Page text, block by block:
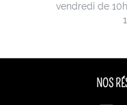
vendredi de
NOS